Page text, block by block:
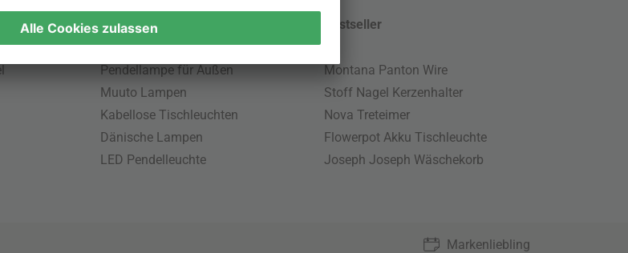
Beliebte Leuchten
Pendellampe für Außen
Muuto Lampen
Kabellose Tischleuchten
Dänische Lampen
LED Pendelleuchte
Bestseller
Montana Panton Wire
Stoff Nagel Kerzenhalter
Nova Treteimer
Flowerpot Akku Tischleuchte
Joseph Joseph Wäschekorb
Markenliebling